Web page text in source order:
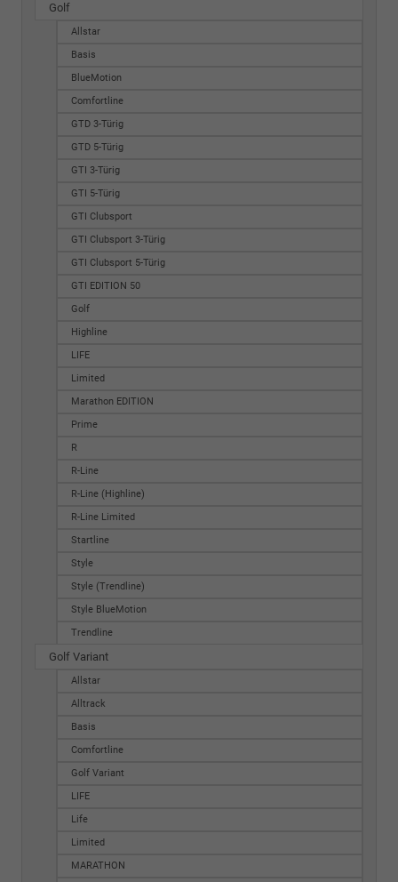
Golf
Allstar
Basis
BlueMotion
Comfortline
GTD 3-Türig
GTD 5-Türig
GTI 3-Türig
GTI 5-Türig
GTI Clubsport
GTI Clubsport 3-Türig
GTI Clubsport 5-Türig
GTI EDITION 50
Golf
Highline
LIFE
Limited
Marathon EDITION
Prime
R
R-Line
R-Line (Highline)
R-Line Limited
Startline
Style
Style (Trendline)
Style BlueMotion
Trendline
Golf Variant
Allstar
Alltrack
Basis
Comfortline
Golf Variant
LIFE
Life
Limited
MARATHON